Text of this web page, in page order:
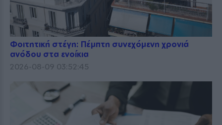
Φοιτητική στέγη: Πέμπτη συνεχόμενη χρονιά
ανόδου στα ενοίκια
2026-08-09 03:52:45